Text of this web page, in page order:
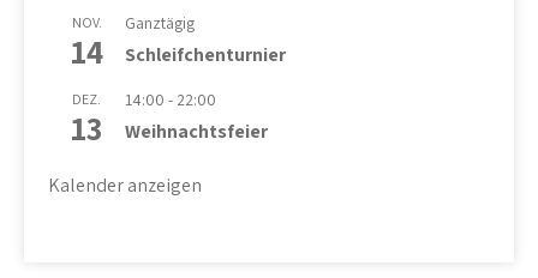
NOV.
14
Ganztägig
Schleifchenturnier
DEZ.
13
14:00 - 22:00
Weihnachtsfeier
Kalender anzeigen